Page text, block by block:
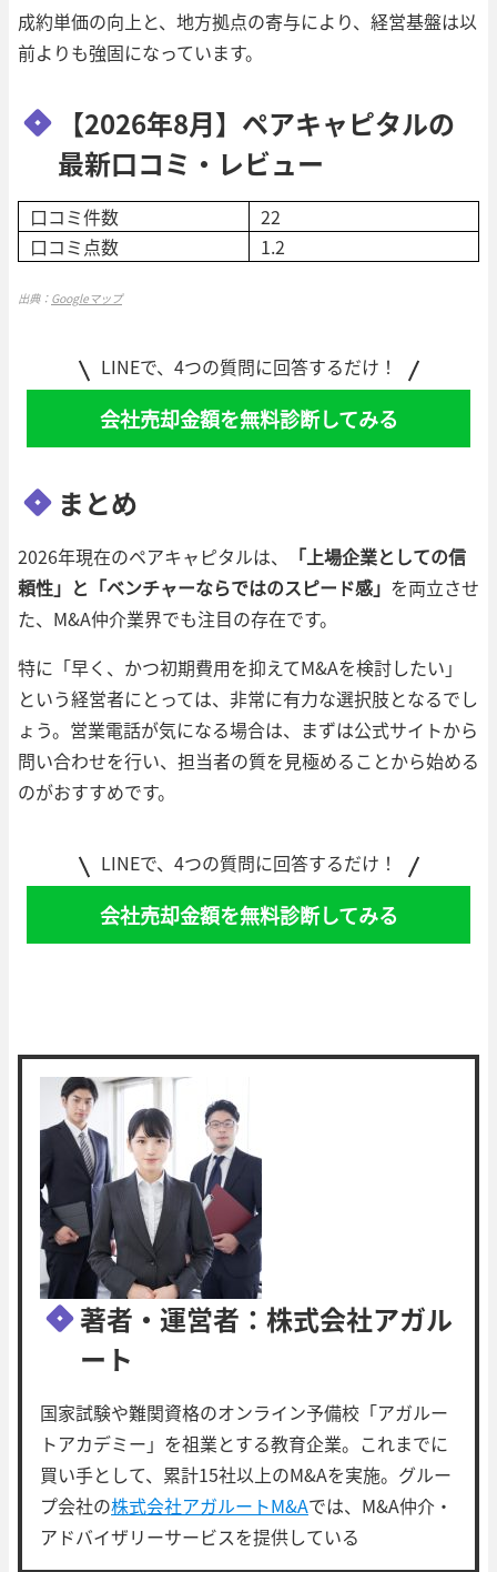
成約単価の向上と、地方拠点の寄与により、経営基盤は以
前よりも強固になっています。
【2026年8月】ペアキャピタルの
最新口コミ・レビュー
口コミ件数
22
口コミ点数
1.2
出典： Googleマップ
LINEで、4つの質問に回答するだけ！
会社売却金額を無料診断してみる
まとめ
2026年現在のペアキャピタルは、
「上場企業としての信
頼性」と「ベンチャーならではのスピード感」 を両立させ
た、M&A仲介業界でも注目の存在です。
特に「早く、かつ初期費用を抑えてM&Aを検討したい」
という経営者にとっては、非常に有力な選択肢となるでし
ょう。営業電話が気になる場合は、まずは公式サイトから
問い合わせを行い、担当者の質を見極めることから始める
のがおすすめです。
LINEで、4つの質問に回答するだけ！
会社売却金額を無料診断してみる
著者・運営者：株式会社アガル
ート
国家試験や難関資格のオンライン予備校「アガルー
トアカデミー」を祖業とする教育企業。これまでに
買い手として、累計15社以上のM&Aを実施。グルー
プ会社の株式会社アガルートM&Aでは、M&A仲介・
アドバイザリーサービスを提供している